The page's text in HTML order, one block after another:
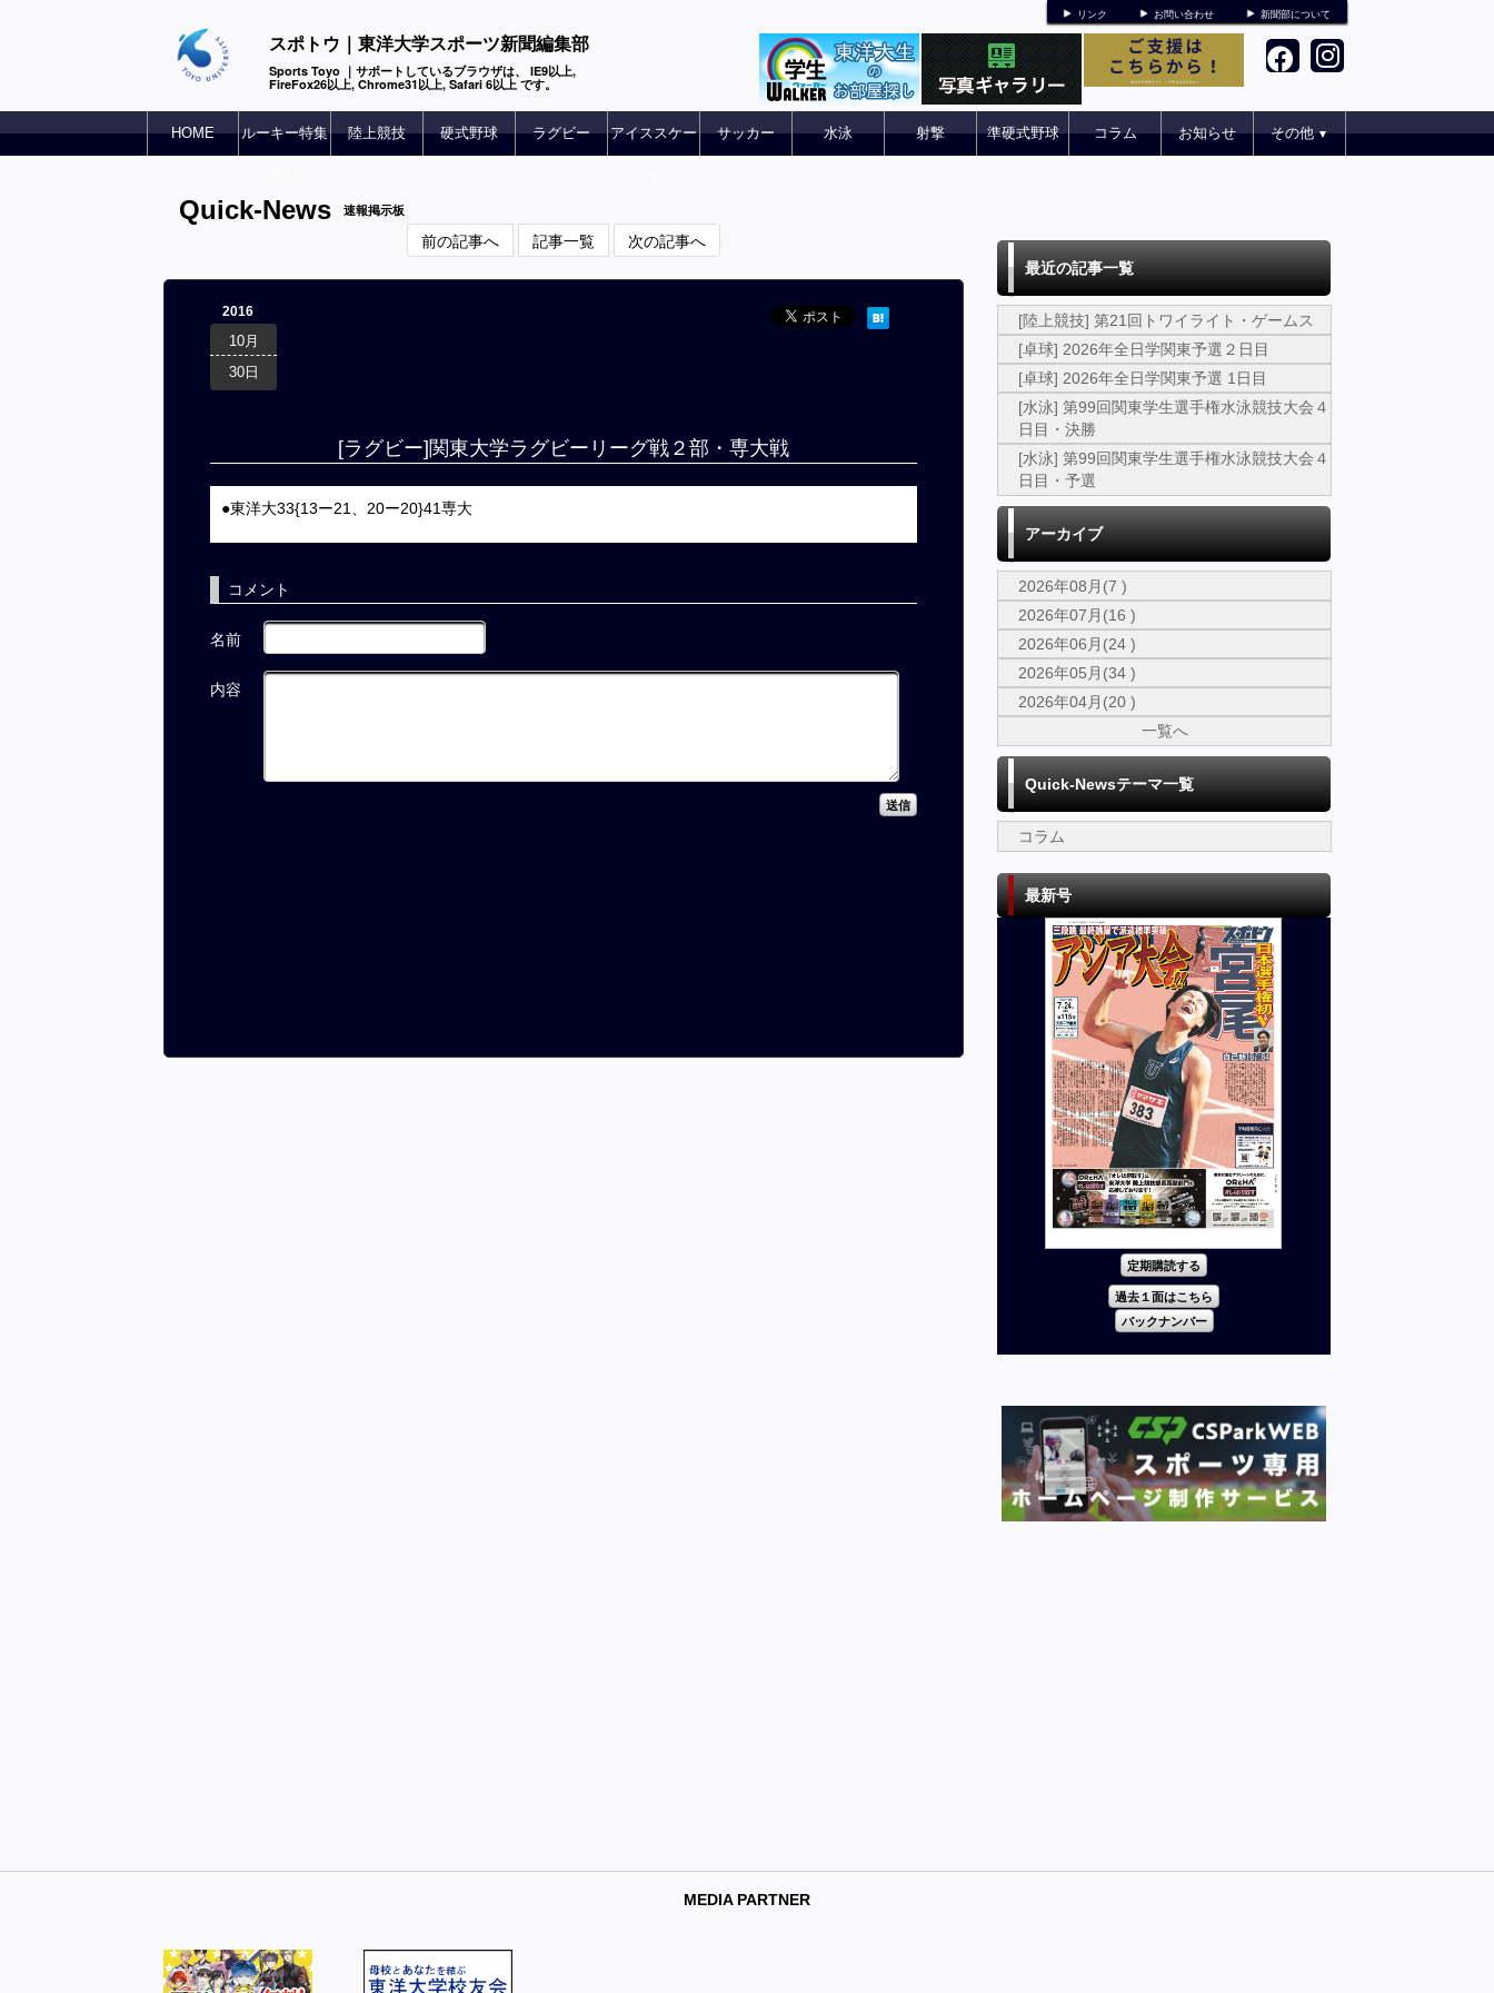
リンク お問い合わせ 新聞部について
スポトウ｜東洋大学スポーツ新聞編集部
Sports Toyo ｜サポートしているブラウザは、 IE9以上,
FireFox26以上, Chrome31以上, Safari 6以上 です。
HOME ルーキー特集 陸上競技 硬式野球 ラグビー アイススケー サッカー 水泳 射撃 準硬式野球 コラム お知らせ その他▼
Quick-News 速報掲示板
前の記事へ 記事一覧 次の記事へ
2016
10月
30日
[ラグビー]関東大学ラグビーリーグ戦２部・専大戦
●東洋大33{13ー21、20ー20}41専大
コメント
名前
内容
最近の記事一覧
[陸上競技] 第21回トワイライト・ゲームス
[卓球] 2026年全日学関東予選２日目
[卓球] 2026年全日学関東予選 1日目
[水泳] 第99回関東学生選手権水泳競技大会４
日目・決勝
[水泳] 第99回関東学生選手権水泳競技大会４
日目・予選
アーカイブ
2026年08月(7 )
2026年07月(16 )
2026年06月(24 )
2026年05月(34 )
2026年04月(20 )
一覧へ
Quick-Newsテーマ一覧
コラム
最新号
定期購読する
過去１面はこちら
バックナンバー
MEDIA PARTNER